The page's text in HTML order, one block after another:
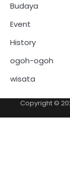
Budaya
Event
History
ogoh-ogoh
wisata
Copyright ©